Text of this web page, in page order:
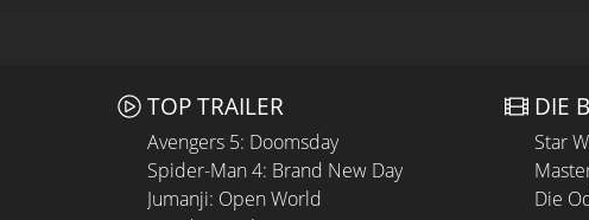
TOP TRAILER
Avengers 5: Doomsday
Spider-Man 4: Brand New Day
Jumanji: Open World
DIE
Star
Die